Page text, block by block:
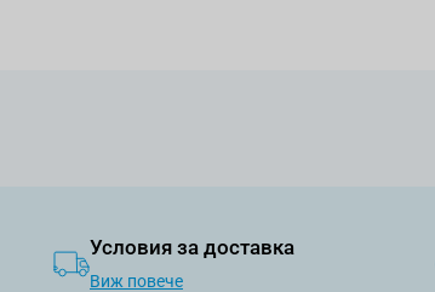
Условия за доставка
Виж повече